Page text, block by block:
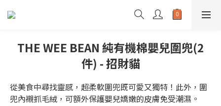
THE WEE BEAN 純有機棉嬰兒圍兜(2
件) - 招財貓
從美食中尋找靈感，超柔軟圍兜既可愛又獨特！此外，圍
兜內襯抓毛絨，可額外保護嬰兒嬌嫩的皮膚免受潮濕。